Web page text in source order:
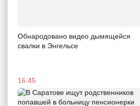
Обнародовано видео дымящейся
свалки в Энгельсе
16:45